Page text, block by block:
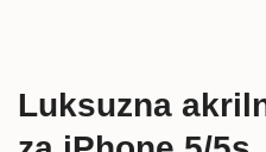
Luksuzna